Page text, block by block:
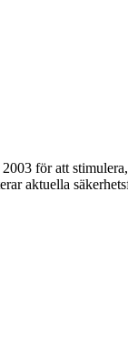
för att
aktuella